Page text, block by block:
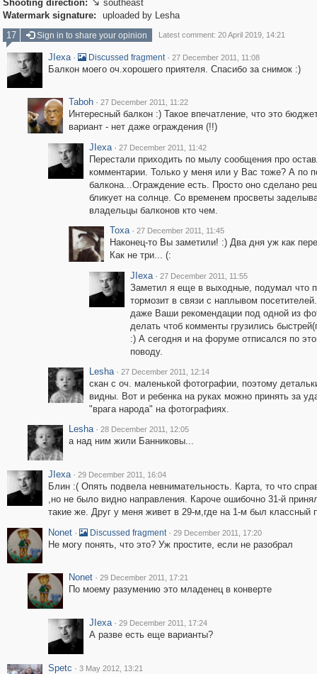
Shooting direction:  southeast
Watermark signature:
uploaded by Lesha
17
Sign in to share your opinion Latest comment: 20 April 2019, 14:21
JIexa · Discussed fragment · 27 December 2011, 11:08
Балкон моего оч.хорошего приятеля. Спасибо за снимок :)
Taboh · 27 December 2011, 11:22
Интересный балкон :) Такое впечатление, что это
вариант - нет даже ограждения (!!)
JIexa · 27 December 2011, 11:42
Перестали приходить по мылу сообщения про
комментарии. Только у меня или у Вас тоже? А по
балкона...Ограждение есть. Просто оно сделано
бликует на солнце. Со временем просветы
владельцы балконов кто чем.
Toxa · 27 December 2011, 11:45
Наконец-то Вы заметили! :) Два дня уж как
Как не три... (:
JIexa · 27 December 2011, 11:55
Заметил я еще в выходные, подумал что
тормозит в связи с наплывом
даже Ваши рекомендации под одной из
делать чтоб комменты грузились
:) А сегодня и на форуме отписался по
поводу.
Lesha · 27 December 2011, 12:14
скан с оч. маленькой фотографии, поэтому
видны. Вот и ребенка на руках можно принять за
"врага народа" на фотографиях.
Lesha · 28 December 2011, 12:05
а над ним жили Банниковы...
JIexa · 29 December 2011, 16:04
Блин :( Опять подвела невнимательность. Карта, то что
,но не было видно направления. Кароче ошибочно 31-й
такие же. Друг у меня живет в 29-м,где на 1-м был классный
Nonet · Discussed fragment · 29 December 2011, 17:20
Не могу понять, что это? Уж простите, если не разобрал
Nonet · 29 December 2011, 17:21
По моему разумению это младенец в конверте
JIexa · 29 December 2011, 17:24
А разве есть еще варианты?
Spetc · 3 May 2012, 13:21